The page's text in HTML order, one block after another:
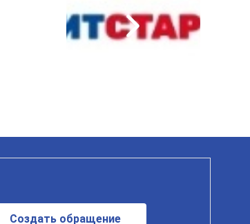
Создать обращение